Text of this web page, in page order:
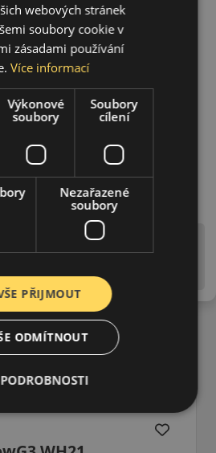
na štítku jsou pouze
Mohou být dodány pneumatiky
platné (předchozí) legislativy.
webových stránek
soubory cookie v
zásadami používání
Více informací
Výkonové
soubory
Soubory
cílení
Nezařazené
soubory
PŘIJMOUT
ODMÍTNOUT